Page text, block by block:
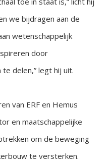
we bijdragen aan de
wetenschappelijk
door
delen,” legt hij uit.
van ERF en Hemus
en maatschappelijke
om de beweging
te versterken.